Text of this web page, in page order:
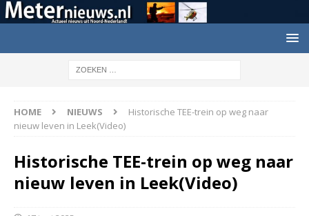
HOME NIEUWS
Historische TEE-trein op weg naar
nieuw leven in Leek(Video)
Historische TEE-trein op weg naar
nieuw leven in Leek(Video)